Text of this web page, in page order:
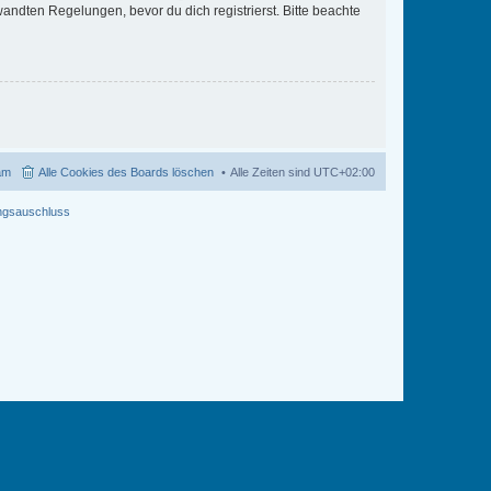
Regelungen, bevor du dich registrierst. Bitte beachte
Alle Zeiten sind UTC+02:00
Alle Cookies des Boards löschen